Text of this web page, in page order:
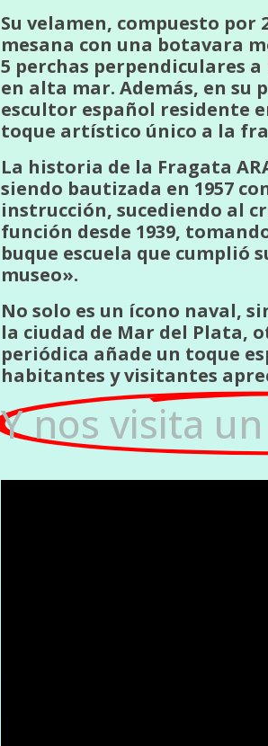
Su velamen, compuesto por
mesana con una botavara
5 perchas perpendiculares
en alta mar. Además, en su
escultor español residente
toque artístico único a la
La historia de la Fragata
siendo bautizada en 1957
instrucción, sucediendo al
función desde 1939,
buque escuela que cumplió
museo».
No solo es un ícono naval,
la ciudad de Mar del Plata,
periódica añade un toque
habitantes y visitantes
Y nos visita